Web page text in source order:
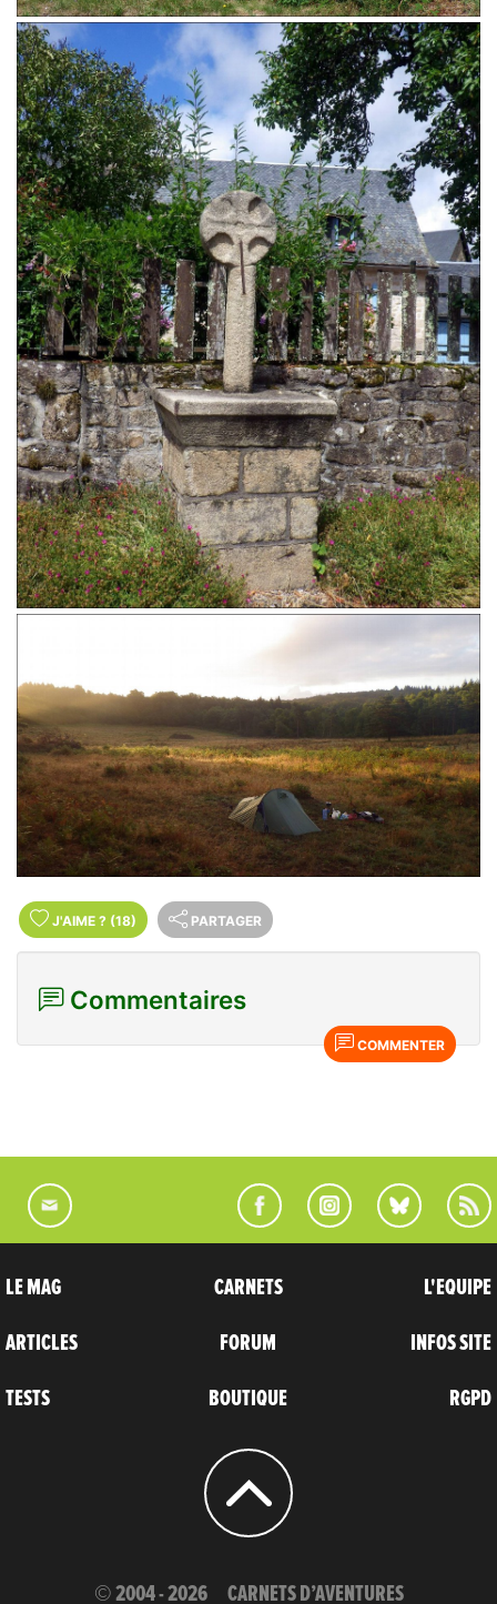
J'AIME ? (18) PARTAGER
Commentaires
COMMENTER
LE MAG
ARTICLES
TESTS
CARNETS
FORUM
BOUTIQUE
L'EQUIPE
INFOS SITE
RGPD
© 2004 - 2026 CARNETS D’AVENTURES